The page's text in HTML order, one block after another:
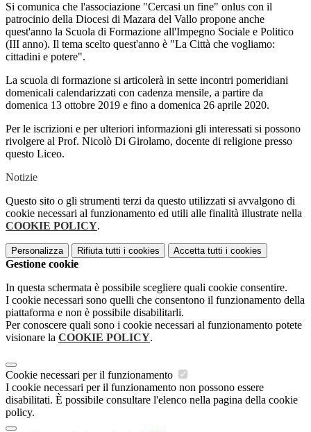
Si comunica che l'associazione "Cercasi un fine" onlus con il
patrocinio della Diocesi di Mazara del Vallo propone anche
quest'anno la Scuola di Formazione all'Impegno Sociale e Politico
(III anno). Il tema scelto quest'anno è "La Città che vogliamo:
cittadini e potere".
La scuola di formazione si articolerà in sette incontri pomeridiani
domenicali calendarizzati con cadenza mensile, a partire da
domenica 13 ottobre 2019 e fino a domenica 26 aprile 2020.
Per le iscrizioni e per ulteriori informazioni gli interessati si possono
rivolgere al Prof. Nicolò Di Girolamo, docente di religione presso
questo Liceo.
Notizie
Questo sito o gli strumenti terzi da questo utilizzati si avvalgono di
cookie necessari al funzionamento ed utili alle finalità illustrate nella
COOKIE POLICY.
Personalizza Rifiuta tutti i cookies Accetta tutti i cookies
Gestione cookie
In questa schermata è possibile scegliere quali cookie consentire.
I cookie necessari sono quelli che consentono il funzionamento della
piattaforma e non è possibile disabilitarli.
Per conoscere quali sono i cookie necessari al funzionamento potete
visionare la COOKIE POLICY.
Cookie necessari per il funzionamento
I cookie necessari per il funzionamento non possono essere
disabilitati. È possibile consultare l'elenco nella pagina della cookie
policy.